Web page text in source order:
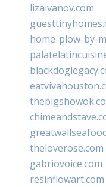
lizaivanov.com
home-plow-by-
theloverose.com
gabriovoice.com
resinflowart.com